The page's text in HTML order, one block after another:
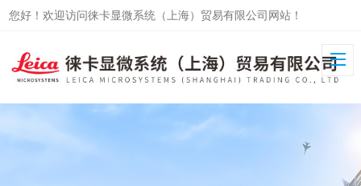
您好！欢迎访问徕卡显微系统（上海）贸易有限公司网站！